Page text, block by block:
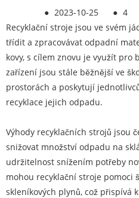
● 2023-10-25 ● 4
Recyklační stroje jsou ve svém
třídit a zpracovávat odpadní
kovy, s cílem znovu je využít
zařízení jsou stále běžnější ve
prostorách a poskytují
recyklace jejich odpadu.
Výhody recyklačních strojů jsou
snižovat množství odpadu na
udržitelnost snížením potřeby
mohou recyklační stroje pomoci
skleníkových plynů, což přispívá